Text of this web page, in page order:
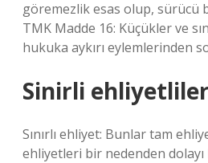
göremezlik esas olup, sürücü
TMK Madde 16: Küçükler ve
hukuka aykırı eylemlerinden
Sinirli
Sınırlı ehliyet: Bunlar tam
ehliyetleri bir nedenden dolayı